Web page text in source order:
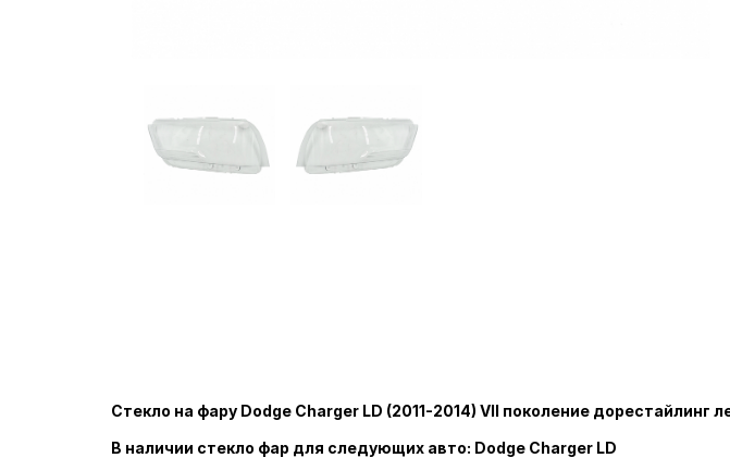
Стекло на фару Dodge Charger LD (2011-2014) VII поколение дорестайлинг
В наличии стекло фар для следующих авто: Dodge Charger LD